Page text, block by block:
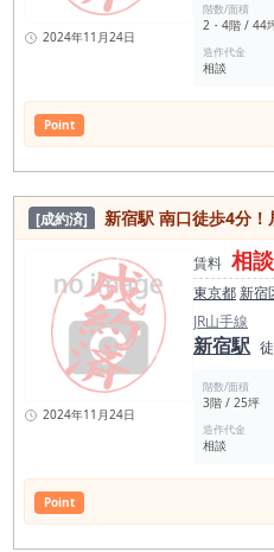
2024年11月24日
階数/面積
2・4階 / 44
造作代金
相談
Point
[成約済] 新宿駅 南口徒歩4分
2024年11月24日
賃料 相談
東京都 新宿
JR山手線
新宿駅
階数/面積
3階 / 25坪
造作代金
相談
Point